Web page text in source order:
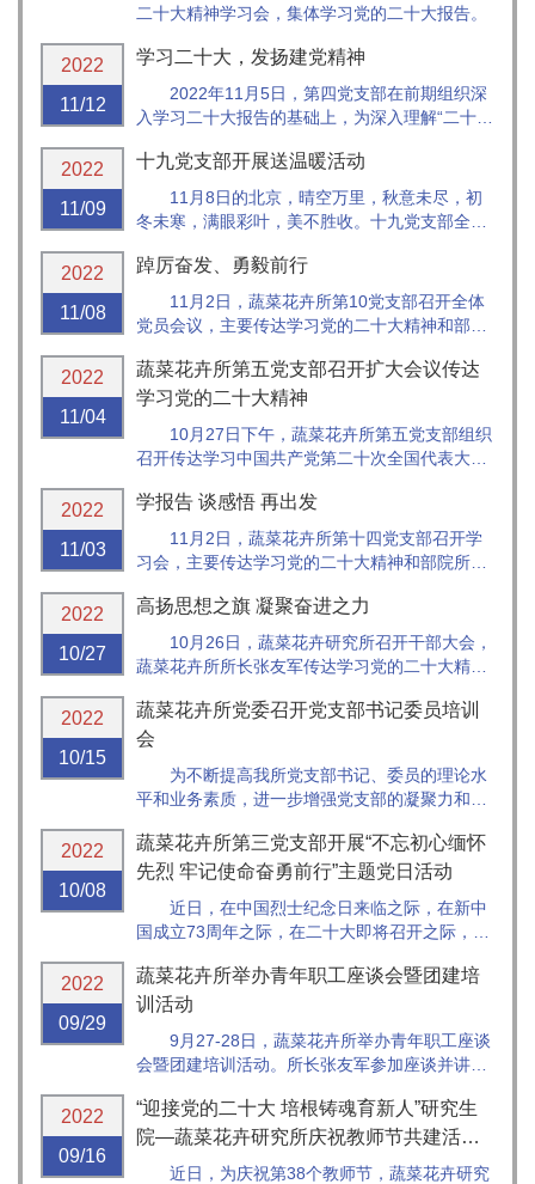
二十大精神学习会，集体学习党的二十大报告。
2022
11/12
学习二十大，发扬建党精神
2022年11月5日，第四党支部在前期组织深
入学习二十大报告的基础上，为深入理解“二十
意志,联合开展主题党日活动, 开展了赴中国共产
党历史展览馆参观学习和进行羽毛球团体活动。
活动联合了第十二支部共...
2022
11/09
十九党支部开展送温暖活动
11月8日的北京，晴空万里，秋意未尽，初
冬未寒，满眼彩叶，美不胜收。十九党支部全体
病的11位老同志，给他们带去了大家的关心和所
里领导的关怀，为他们送去了物质和精神食粮。
2022
11/08
踔厉奋发、勇毅前行
11月2日，蔬菜花卉所第10党支部召开全体
党员会议，主要传达学习党的二十大精神和部院
式，支部书记李磊主持会议，综防课题组、病害
课题组全体正式党员、预备党员、积极分子参加
2022
11/04
蔬菜花卉所第五党支部召开扩大会议传达
学习党的二十大精神
10月27日下午，蔬菜花卉所第五党支部组织
召开传达学习中国共产党第二十次全国代表大会
队党员和群众36人参加会议。支部书记张圣平主
持会议。
2022
11/03
学报告 谈感悟 再出发
11月2日，蔬菜花卉所第十四党支部召开学
习会，主要传达学习党的二十大精神和部院所干
书记周霞以普通党员身份参加学习。
2022
10/27
高扬思想之旗 凝聚奋进之力
10月26日，蔬菜花卉研究所召开干部大会，
蔬菜花卉所所长张友军传达学习党的二十大精神
议，安排部署学习宣传贯彻工作。所领导班子全
文领学二十大报告原文，与会同志围绕科技创
2022
10/15
蔬菜花卉所党委召开党支部书记委员培训
会
为不断提高我所党支部书记、委员的理论水
平和业务素质，进一步增强党支部的凝聚力和战
我所党委召开党支部书记、委员培训会。会议由
所党委书记周霞主持，所纪委书记、副所长卢林
2022
10/08
蔬菜花卉所第三党支部开展“不忘初心缅怀
先烈 牢记使命奋勇前行”主题党日活动
近日，在中国烈士纪念日来临之际，在新中
国成立73周年之际，在二十大即将召开之际，为
辉煌历程，感悟党的初心使命，传承党的红色基
因，喜迎二十大！中国农业科学院蔬菜花卉研究
2022
09/29
蔬菜花卉所举办青年职工座谈会暨团建培
训活动
9月27-28日，蔬菜花卉所举办青年职工座谈
会暨团建培训活动。所长张友军参加座谈并讲
新入职职工等40余人参加座谈交流。党委书记周
霞主持会议。
2022
09/16
“迎接党的二十大 培根铸魂育新人”研究生
院—蔬菜花卉研究所庆祝教师节共建活动
圆满举行
近日，为庆祝第38个教师节，蔬菜花卉研究